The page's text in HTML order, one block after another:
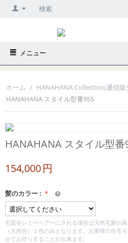
検索
メニュー
ホーム / HANAHANA Collection(通信販
HANAHANA スタイル型番9SS
HANAHANA スタイル型
154,000円
髪のカラー:
毛質をレミーヘアーにされる場合は天然毛髪の
（天然色）１色のみとなります。お客様の自毛
せてお作りすることが出来ます。